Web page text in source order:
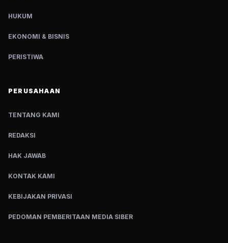
HUKUM
EKONOMI & BISNIS
PERISTIWA
PERUSAHAAN
TENTANG KAMI
REDAKSI
HAK JAWAB
KONTAK KAMI
KEBIJAKAN PRIVASI
PEDOMAN PEMBERITAAN MEDIA SIBER